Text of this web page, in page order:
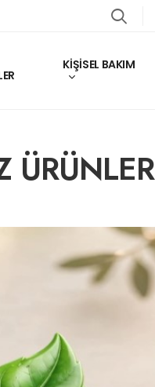
KİŞİSEL BAKIM
ÜRÜNLER